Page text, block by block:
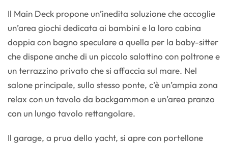
Il Main Deck propone un’inedita soluzione che accoglie
un’area giochi dedicata ai bambini e la loro cabina
doppia con bagno speculare a quella per la baby-sitter
che dispone anche di un piccolo salottino con poltrone e
un terrazzino privato che si affaccia sul mare. Nel
salone principale, sullo stesso ponte, c’è un’ampia zona
relax con un tavolo da backgammon e un’area pranzo
con un lungo tavolo rettangolare.
Il garage, a prua dello yacht, si apre con portellone